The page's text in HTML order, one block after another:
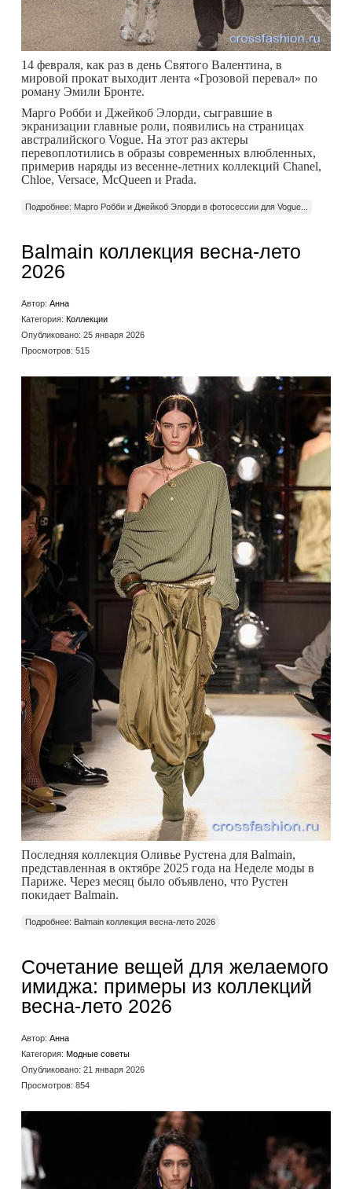
14 февраля, как раз в день Святого Валентина, в
мировой прокат выходит лента «Грозовой перевал» по
роману Эмили Бронте.
Марго Робби и Джейкоб Элорди, сыгравшие в
экранизации главные роли, появились на страницах
австралийского Vogue. На этот раз актеры
перевоплотились в образы современных влюбленных,
примерив наряды из весенне-летних коллекций Chanel,
Chloe, Versace, McQueen и Prada.
Подробнее: Марго Робби и Джейкоб Элорди в фотосессии для Vogue...
Balmain коллекция весна-лето
2026
Автор: Анна
Категория: Коллекции
Опубликовано: 25 января 2026
Просмотров: 515
Последняя коллекция Оливье Рустена для Balmain,
представленная в октябре 2025 года на Неделе моды в
Париже. Через месяц было объявлено, что Рустен
покидает Balmain.
Подробнее: Balmain коллекция весна-лето 2026
Сочетание вещей для желаемого
имиджа: примеры из коллекций
весна-лето 2026
Автор: Анна
Категория: Модные советы
Опубликовано: 21 января 2026
Просмотров: 854